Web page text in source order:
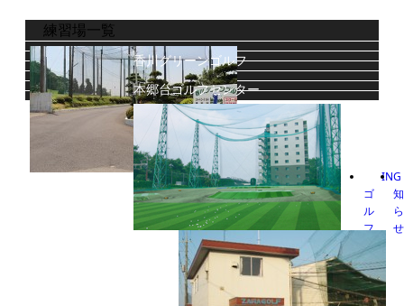
練習場一覧
香川グリーンゴルフ
本郷台ゴルフセンター
ING
ゴ
ル
フ
ア
カ
デ
ミ
知
ら
せ